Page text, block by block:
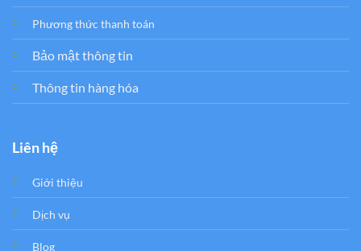
Phương thức thanh toán
Bảo mật thông tin
Thông tin hàng hóa
Liên hệ
Giới thiệu
Dịch vụ
Blog